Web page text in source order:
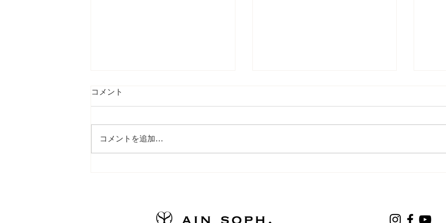
コメント
コメントを追加…